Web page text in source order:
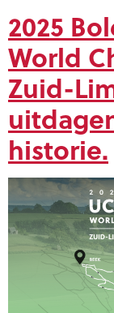
2025
World
Zuid-
historie.